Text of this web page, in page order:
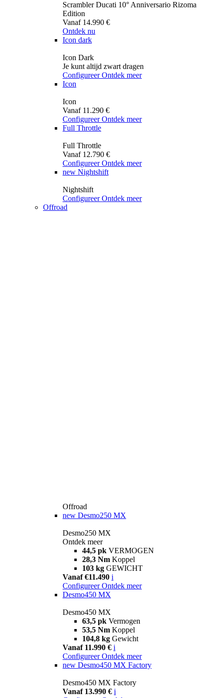
Scrambler Ducati 10° Anniversario Rizoma
Edition
Vanaf 14.990 €
Ontdek nu
Icon dark
Icon Dark
Je kunt altijd zwart dragen
Configureer Ontdek meer
Icon
Icon
Vanaf 11.290 €
Configureer Ontdek meer
Full Throttle
Full Throttle
Vanaf 12.790 €
Configureer Ontdek meer
new Nightshift
Nightshift
Configureer Ontdek meer
Offroad
Offroad
new Desmo250 MX
Desmo250 MX
Ontdek meer
44,5 pk VERMOGEN
28,3 Nm Koppel
103 kg GEWICHT
Vanaf €11.490 i
Configureer Ontdek meer
Desmo450 MX
Desmo450 MX
63,5 pk Vermogen
53,5 Nm Koppel
104,8 kg Gewicht
Vanaf 11.990 € i
Configureer Ontdek meer
new Desmo450 MX Factory
Desmo450 MX Factory
Vanaf 13.990 € i